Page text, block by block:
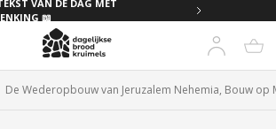
VAN DE DAG MET
📖
De Wederopbouw van Jeruzalem Nehemia, Bouw op